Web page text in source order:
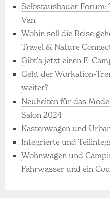
Selbstausbauer-
Van
Wohin soll die Reise
Travel & Nature
Gibt’s jetzt einen E-
Geht der Workation-
weiter?
Neuheiten für das
Salon 2024
Kastenwagen und
Integrierte und
Wohnwagen und
Fahrwasser und ein